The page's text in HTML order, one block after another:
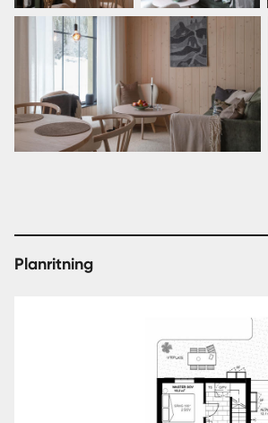
Planritning